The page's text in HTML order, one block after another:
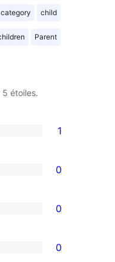
category child
Parent
5 étoiles.
1
0
0
0